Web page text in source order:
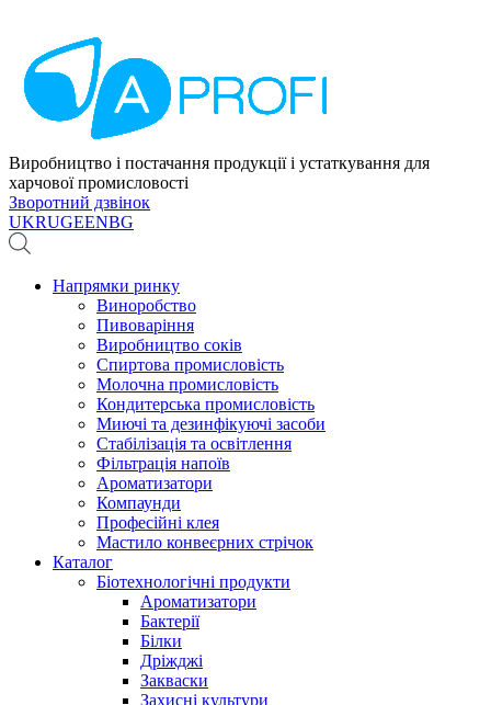
Виробництво і постачання продукції і устаткування для
харчової промисловості
Зворотний дзвінок
UKRUGEENBG
Напрямки ринку
Виноробство
Пивоваріння
Виробництво соків
Спиртова промисловість
Молочна промисловість
Кондитерська промисловість
Миючі та дезинфікуючі засоби
Стабілізація та освітлення
Фільтрація напоїв
Ароматизатори
Компаунди
Професійні клея
Мастило конвеєрних стрічок
Каталог
Біотехнологічні продукти
Ароматизатори
Бактерії
Білки
Дріжджі
Закваски
Захисні культури